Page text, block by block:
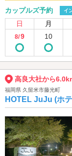
カップルズ予約 イ
日 月
8/9 10
高良大社から
福岡県 久留米市藤光町
HOTEL JuJu (ホ